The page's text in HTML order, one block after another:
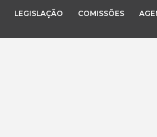
LEGISLAÇÃO COMISSÕES